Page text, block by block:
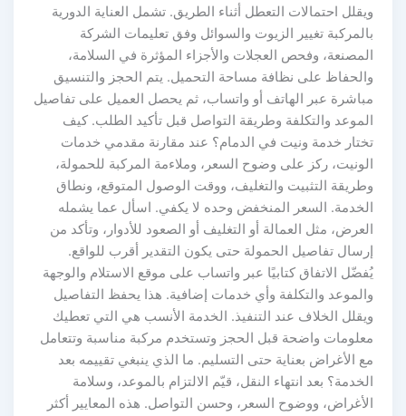
ويقلل احتمالات التعطل أثناء الطريق. تشمل العناية الدورية
بالمركبة تغيير الزيوت والسوائل وفق تعليمات الشركة
المصنعة، وفحص العجلات والأجزاء المؤثرة في السلامة،
والحفاظ على نظافة مساحة التحميل. يتم الحجز والتنسيق
مباشرة عبر الهاتف أو واتساب، ثم يحصل العميل على تفاصيل
الموعد والتكلفة وطريقة التواصل قبل تأكيد الطلب. كيف
تختار خدمة ونيت في الدمام؟ عند مقارنة مقدمي خدمات
الونيت، ركز على وضوح السعر، وملاءمة المركبة للحمولة،
وطريقة التثبيت والتغليف، ووقت الوصول المتوقع، ونطاق
الخدمة. السعر المنخفض وحده لا يكفي. اسأل عما يشمله
العرض، مثل العمالة أو التغليف أو الصعود للأدوار، وتأكد من
إرسال تفاصيل الحمولة حتى يكون التقدير أقرب للواقع.
يُفضّل الاتفاق كتابيًا عبر واتساب على موقع الاستلام والوجهة
والموعد والتكلفة وأي خدمات إضافية. هذا يحفظ التفاصيل
ويقلل الخلاف عند التنفيذ. الخدمة الأنسب هي التي تعطيك
معلومات واضحة قبل الحجز وتستخدم مركبة مناسبة وتتعامل
مع الأغراض بعناية حتى التسليم. ما الذي ينبغي تقييمه بعد
الخدمة؟ بعد انتهاء النقل، قيّم الالتزام بالموعد، وسلامة
الأغراض، ووضوح السعر، وحسن التواصل. هذه المعايير أكثر